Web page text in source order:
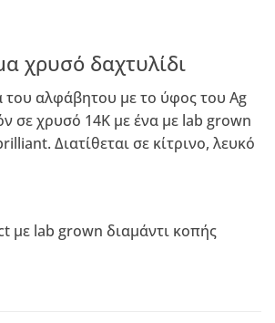
χρυσό δαχτυλίδι
αλφάβητου με το ύφος του Ag
σε χρυσό 14Κ με ένα με lab grown
Διατίθεται σε κίτρινο, λευκό
με lab grown διαμάντι κοπής